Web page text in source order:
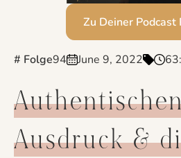
Zu Deiner
# Folge94 June 9, 2022
Ausdruck &